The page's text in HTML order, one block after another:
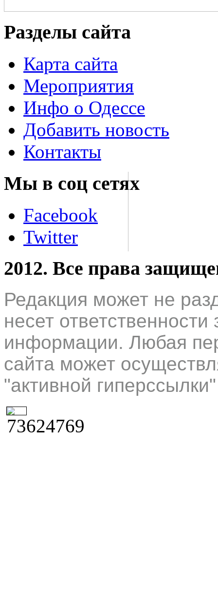
Разделы сайта
Карта сайта
Мероприятия
Инфо о Одессе
Добавить новость
Контакты
Мы в соц сетях
Facebook
Twitter
2012. Все права
Редакция может не
несет
информации. Любая
сайта может
"активной